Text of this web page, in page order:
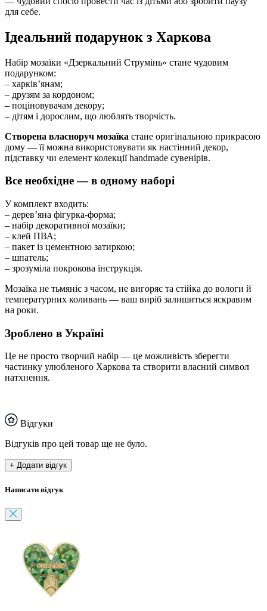
для себе.
Ідеальний подарунок з Харкова
Набір мозаїки «Дзеркальний Струмінь» стане чудовим
подарунком:
– харків’янам;
– друзям за кордоном;
– поціновувачам декору;
– дітям і дорослим, що люблять творчість.
Створена власноруч мозаїка стане оригінальною прикрасою
дому — її можна використовувати як настінний декор,
підставку чи елемент колекції handmade сувенірів.
Все необхідне — в одному наборі
У комплект входить:
– дерев’яна фігурка-форма;
– набір декоративної мозаїки;
– клей ПВА;
– пакет із цементною затиркою;
– шпатель;
– зрозуміла покрокова інструкція.
Мозаїка не тьмяніє з часом, не вигоряє та стійка до вологи й
температурних коливань — ваш виріб залишиться яскравим
на роки.
Зроблено в Україні
Це не просто творчий набір — це можливість зберегти
частинку улюбленого Харкова та створити власний символ
натхнення.
Відгуки
Відгуків про цей товар ще не було.
+ Додати відгук
Написати відгук